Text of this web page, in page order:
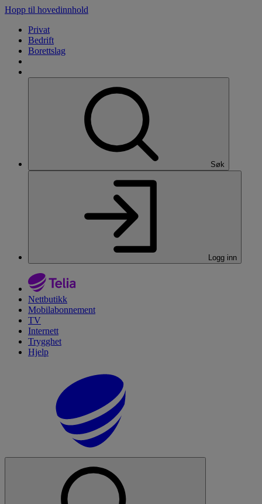
Hopp til hovedinnhold
Privat
Bedrift
Borettslag
Søk
Logg inn
Nettbutikk
Mobilabonnement
TV
Internett
Trygghet
Hjelp